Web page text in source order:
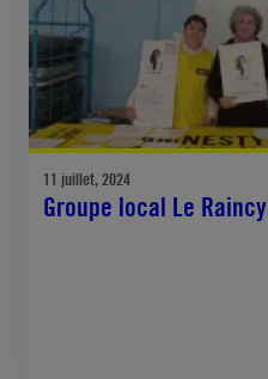
11 juillet, 2024
Groupe local Le Raincy